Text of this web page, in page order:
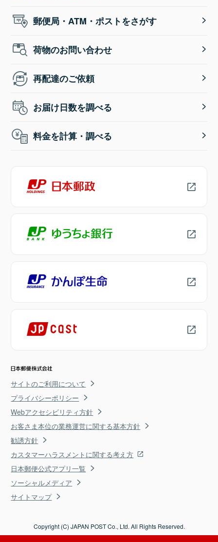
郵便局・ATM・ポストをさがす
荷物のお問い合わせ
再配達のご依頼
お届け日数を調べる
料金を計算・調べる
サイトのご利用について
プライバシーポリシー
Webアクセシビリティ方針
お客さま本位の業務運営に関する基本方針
勧誘方針
カスタマーハラスメントに関する考え方
日本郵便公式アプリ一覧
ソーシャルメディア
サイトマップ
Copyright (C) JAPAN POST Co., Ltd. All Rights Reserved.